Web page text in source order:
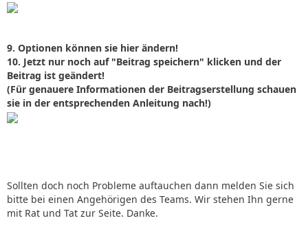
9. Optionen können sie hier ändern!
10. Jetzt nur noch auf "Beitrag speichern" klicken und der
Beitrag ist geändert!
(Für genauere Informationen der Beitragserstellung schauen
sie in der entsprechenden Anleitung nach!)
Sollten doch noch Probleme auftauchen dann melden Sie sich
bitte bei einen Angehörigen des Teams. Wir stehen Ihn gerne
mit Rat und Tat zur Seite. Danke.